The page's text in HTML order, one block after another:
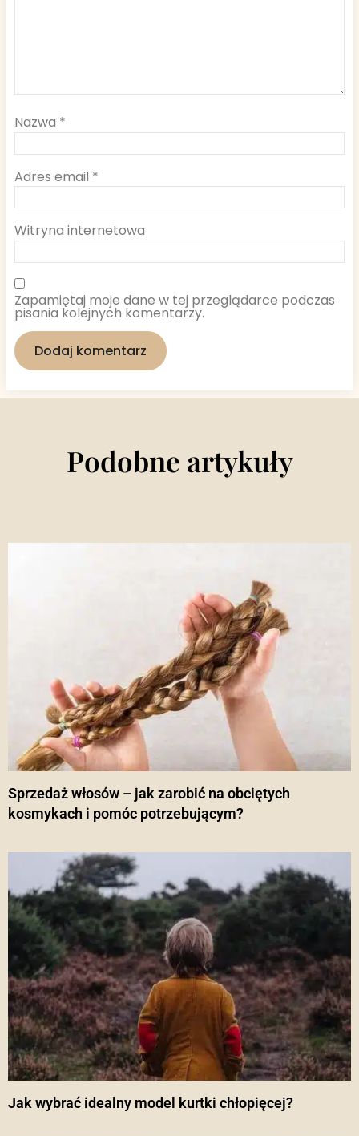
Nazwa *
Adres email *
Witryna internetowa
Zapamiętaj moje dane w tej przeglądarce podczas
pisania kolejnych komentarzy.
Podobne artykuły
Sprzedaż włosów – jak zarobić na obciętych
kosmykach i pomóc potrzebującym?
Jak wybrać idealny model kurtki chłopięcej?